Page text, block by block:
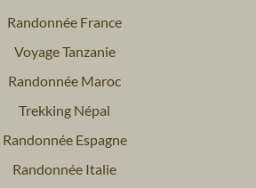
Randonnée France
Voyage Tanzanie
Randonnée Maroc
Trekking Népal
Randonnée Espagne
Randonnée Italie